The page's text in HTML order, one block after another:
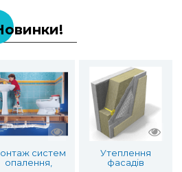
систем
опалення,
Утеплення
фасадів